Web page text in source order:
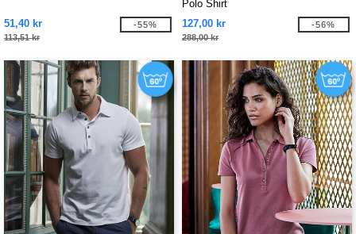
51,40 kr
113,51 kr
-55%
Polo Shirt
127,00 kr
288,00 kr
-56%